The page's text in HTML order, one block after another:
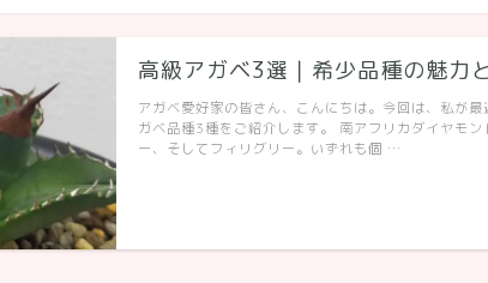
高級アガベ3選｜希少品種の魅力
アガベ愛好家の皆さん、こんにちは。今回は、私が
ガベ品種3種をご紹介します。 南アフリカダイヤモン
ー、そしてフィリグリー。いずれも個 …